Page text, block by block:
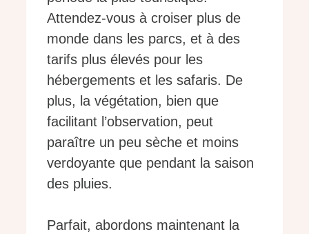
Attendez-vous à croiser plus de
monde dans les parcs, et à des
tarifs plus élevés pour les
hébergements et les safaris. De
plus, la végétation, bien que
facilitant l’observation, peut
paraître un peu sèche et moins
verdoyante que pendant la saison
des pluies.
Parfait, abordons maintenant la